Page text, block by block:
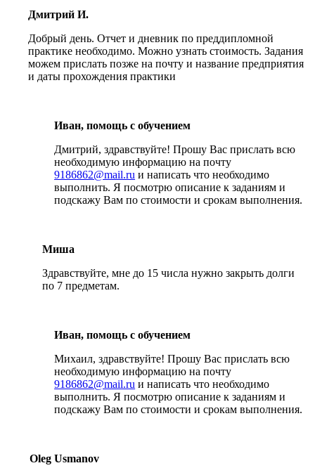
Дмитрий И.
Добрый день. Отчет и дневник по преддипломной
практике необходимо. Можно узнать стоимость. Задания
можем прислать позже на почту и название предприятия
и даты прохождения практики
Иван, помощь с обучением
Дмитрий, здравствуйте! Прошу Вас прислать всю
необходимую информацию на почту
9186862@mail.ru и написать что необходимо
выполнить. Я посмотрю описание к заданиям и
подскажу Вам по стоимости и срокам выполнения.
Миша
Здравствуйте, мне до 15 числа нужно закрыть долги
по 7 предметам.
Иван, помощь с обучением
Михаил, здравствуйте! Прошу Вас прислать всю
необходимую информацию на почту
9186862@mail.ru и написать что необходимо
выполнить. Я посмотрю описание к заданиям и
подскажу Вам по стоимости и срокам выполнения.
Oleg Usmanov